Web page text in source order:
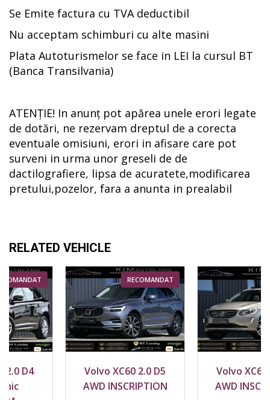
Se Emite factura cu TVA deductibil
Nu acceptam schimburi cu alte masini
Plata Autoturismelor se face in LEI la cursul BT
(Banca Transilvania)
ATENȚIE! In anunț pot apărea unele erori legate
de dotări, ne rezervam dreptul de a corecta
eventuale omisiuni, erori in afisare care pot
surveni in urma unor greseli de de
dactilografiere, lipsa de acuratete,modificarea
pretului,pozelor, fara a anunta in prealabil
RELATED VEHICLE
RECOMANDAT
208000 km
Volvo XC60 2.0 D5
AWD INSCRIPTION
196500 km
Volvo XC60 2.4 D5
AWD INSCRIPTION